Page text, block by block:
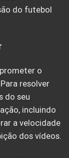
do futebol
o
resolver
do seu
incluindo
a velocidade
dos vídeos.